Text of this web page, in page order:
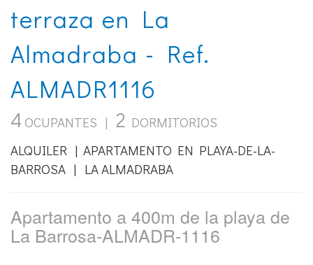
terraza en La
Almadraba - Ref.
ALMADR1116
4 OCUPANTES | 2 DORMITORIOS
ALQUILER | APARTAMENTO EN PLAYA-DE-LA-
BARROSA | LA ALMADRABA
Apartamento a 400m de la playa de
La Barrosa-ALMADR-1116